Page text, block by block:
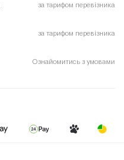
за тарифом перевізника
за тарифом перевізника
Ознайомитись з умовами